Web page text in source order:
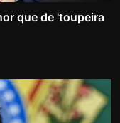
que de 'toupeira